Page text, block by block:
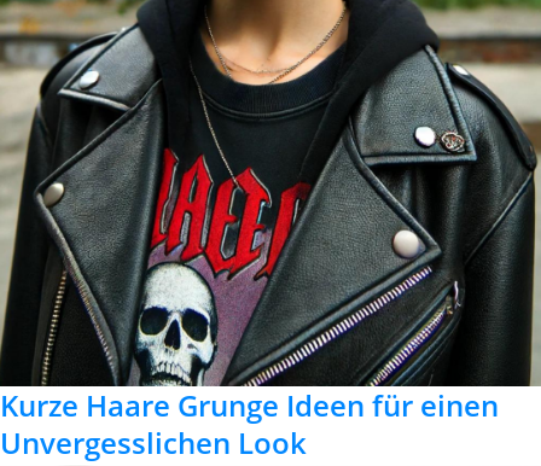
Kurze Haare Grunge Ideen für einen
Unvergesslichen Look